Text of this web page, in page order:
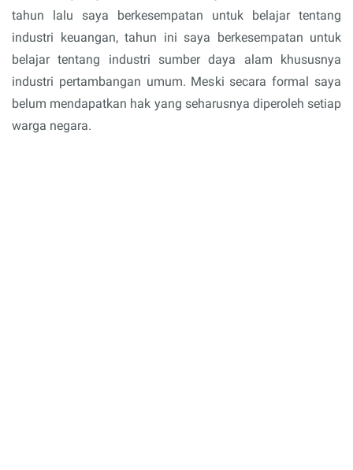
tahun lalu saya berkesempatan untuk belajar tentang
industri keuangan, tahun ini saya berkesempatan untuk
belajar tentang industri sumber daya alam khususnya
industri pertambangan umum. Meski secara formal saya
belum mendapatkan hak yang seharusnya diperoleh setiap
warga negara.